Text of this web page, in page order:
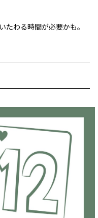
たわる時間が必要かも。